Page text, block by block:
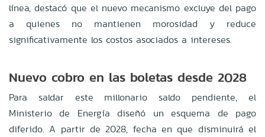
línea, destacó que el nuevo mecanismo excluye del pago
a quienes no mantienen morosidad y reduce
significativamente los costos asociados a intereses.
Nuevo cobro en las boletas desde 2028
Para saldar este millonario saldo pendiente, el
Ministerio de Energía diseñó un esquema de pago
diferido. A partir de 2028, fecha en que disminuirá el